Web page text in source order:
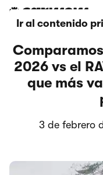
Ir al contenido
2026 vs el
que más
3 de febrero